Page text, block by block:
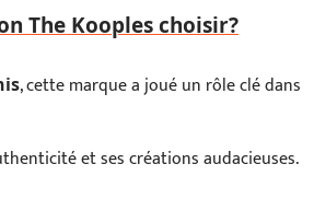
The Kooples choisir?
, cette marque a joué un rôle clé dans
et ses créations audacieuses.